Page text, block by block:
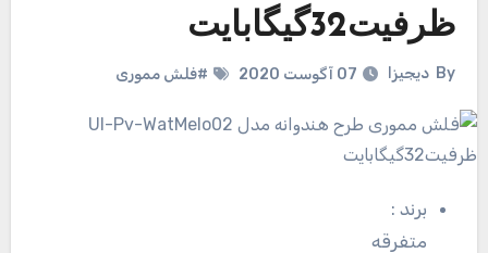
ظرفیت32گیگابایت
By دیجیزا 07 آگوست 2020 #فلش مموری
برند:
متفرقه